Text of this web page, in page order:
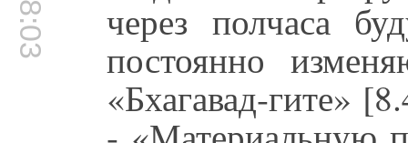
через полчаса
постоянно
«Бхагавад-гите»